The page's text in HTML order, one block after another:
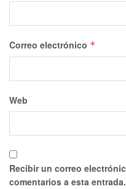
Correo electrónico *
Web
Recibir un correo
comentarios a esta entrada.